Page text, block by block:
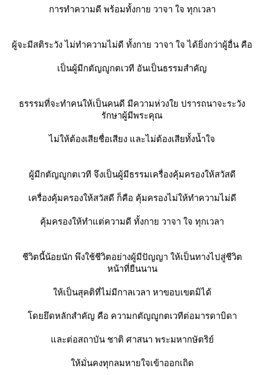
การทำความดี พร้อมทั้งกาย วาจา ใจ ทุกเวลา
ผู้จะมีสติระวัง ไม่ทำความไม่ดี ทั้งกาย วาจา ใจ ได้ยิ่งกว่าผู้อื่น คือ
เป็นผู้มีกตัญญูกตเวที อันเป็นธรรมสำคัญ
ธรรรมที่จะทำคนให้เป็นคนดี มีความห่วงใย ปรารถนาจะระวัง
รักษาผู้มีพระคุณ
ไม่ให้ต้องเสียชื่อเสียง และไม่ต้องเสียทั้งน้ำใจ
ผู้มีกตัญญูกตเวที จึงเป็นผู้มีธรรมเครื่องคุ้มครองให้สวัสดี
เครื่องคุ้มครองให้สวัสดี ก็คือ คุ้มครองไม่ให้ทำความไม่ดี
คุ้มครองให้ทำแต่ความดี ทั้งกาย วาจา ใจ ทุกเวลา
ชีวิตนี้น้อยนัก พึงใช้ชีวิตอย่างผู้มีปัญญา ให้เป็นทางไปสู่ชีวิต
หน้าที่ยืนนาน
ห้เป็นสุคติที่ไม่มีกาลเวลา หาขอบเขตมิได้
ดยยึดหลักสำคัญ คือ ความกตัญญูกตเวทีต่อมารดาบิดา
ละต่อสถาบัน ชาติ ศาสนา พระมหากษัตริย์
ห้มั่นคงทุกลมหายใจเข้าออกเถิด